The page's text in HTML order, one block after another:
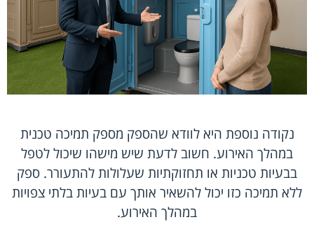
נקודה נוספת היא לוודא שהספק מספק תמיכה טכנית
במהלך האירוע. חשוב לדעת שיש מישהו שיכול לטפל
בבעיות טכניות או תחזוקתיות שעלולות להתעורר. ספק
ללא תמיכה כזו יכול להשאיר אותך עם בעיות בלתי צפויות
במהלך האירוע.